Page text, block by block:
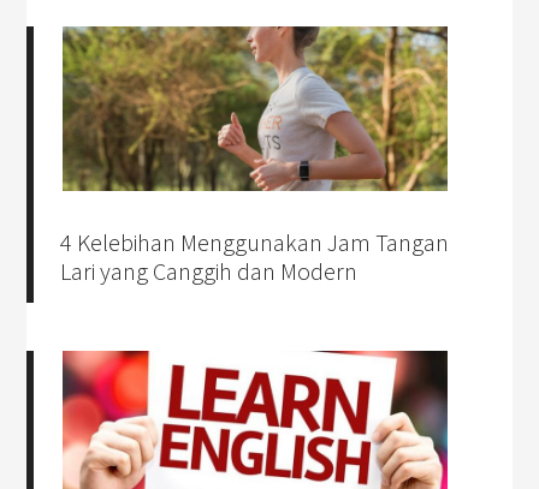
4 Kelebihan Menggunakan Jam Tangan
Lari yang Canggih dan Modern